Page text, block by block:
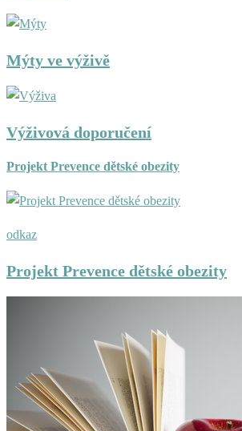
Mýty ve výživě
Výživová doporučení
Projekt Prevence dětské obezity
odkaz
Projekt Prevence dětské obezity